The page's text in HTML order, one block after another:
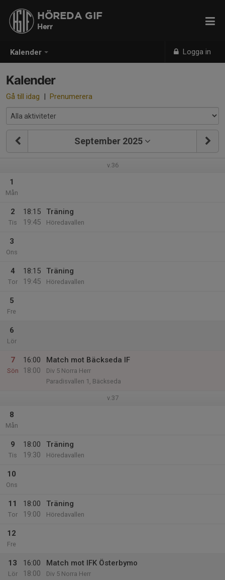
Kalender Logga in
HÖREDA GIF
Herr
Kalender
Gå till idag | Prenumerera
September 2025
v.36
1
Mån
2
Tis
18:15
19:45
Träning
Höredavallen
3
Ons
4
Tor
18:15
19:45
Träning
Höredavallen
5
Fre
6
Lör
7
Sön
16:00
18:00
Match mot Bäckseda IF
Div 5 Norra Herr
Paradisvallen 1, Bäckseda
v.37
8
Mån
9
Tis
18:00
19:30
Träning
Höredavallen
10
Ons
11
Tor
18:00
19:00
Träning
Höredavallen
12
Fre
13
Lör
16:00
18:00
Match mot IFK Österbymo
Div 5 Norra Herr